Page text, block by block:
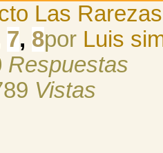
Las
7, 8por Luis
Respuestas
Vistas